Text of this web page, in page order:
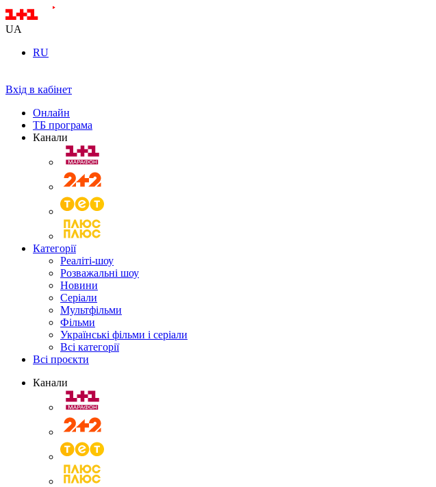
UA
RU
Вхід в кабінет
Онлайн
ТБ програма
Канали
Категорії
Реаліті-шоу
Розважальні шоу
Новини
Серіали
Мультфільми
Фільми
Українські фільми і серіали
Всі категорії
Всі проєкти
Канали